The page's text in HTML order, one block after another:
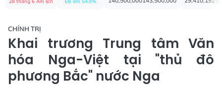
CHÍNH TRỊ
Khai trương Trung tâm Văn
hóa Nga-Việt tại "thủ đô
phương Bắc" nước Nga